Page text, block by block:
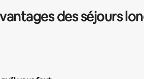
des séjours